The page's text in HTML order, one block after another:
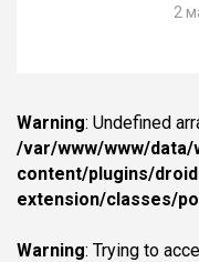
2
Warning: Undefined
/var/www/www/data/
content/plugins/
extension/classes/
Warning: Trying to